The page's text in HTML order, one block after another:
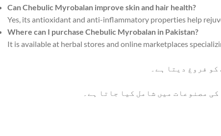
Can Chebulic Myrobalan improve skin and hair health?
Yes, its antioxidant and anti-inflammatory properties help
Where can I purchase Chebulic Myrobalan in Pakistan?
It is available at herbal stores and online marketplaces
فروغ دیتا ہے۔
مصنوعات میں شامل کیا جاتا ہے۔